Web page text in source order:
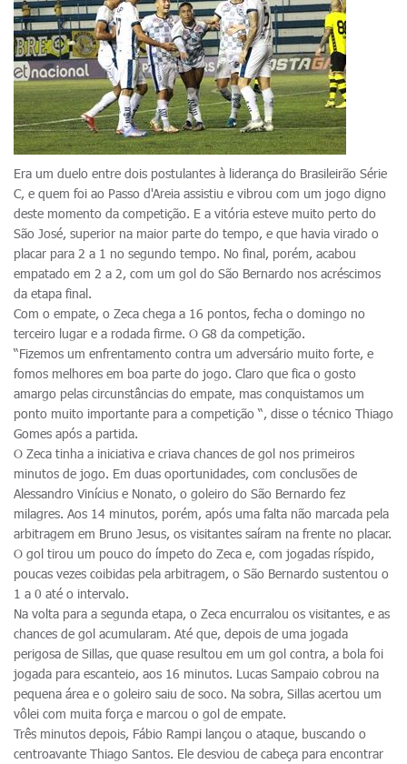
Era um duelo entre dois postulantes à liderança do Brasileirão Série
C, e quem foi ao Passo d'Areia assistiu e vibrou com um jogo digno
deste momento da competição. E a vitória esteve muito perto do
São José, superior na maior parte do tempo, e que havia virado o
placar para 2 a 1 no segundo tempo. No final, porém, acabou
empatado em 2 a 2, com um gol do São Bernardo nos acréscimos
da etapa final.
Com o empate, o Zeca chega a 16 pontos, fecha o domingo no
terceiro lugar e a rodada firme. O G8 da competição.
“Fizemos um enfrentamento contra um adversário muito forte, e
fomos melhores em boa parte do jogo. Claro que fica o gosto
amargo pelas circunstâncias do empate, mas conquistamos um
ponto muito importante para a competição “, disse o técnico Thiago
Gomes após a partida.
O Zeca tinha a iniciativa e criava chances de gol nos primeiros
minutos de jogo. Em duas oportunidades, com conclusões de
Alessandro Vinícius e Nonato, o goleiro do São Bernardo fez
milagres. Aos 14 minutos, porém, após uma falta não marcada pela
arbitragem em Bruno Jesus, os visitantes saíram na frente no placar.
O gol tirou um pouco do ímpeto do Zeca e, com jogadas ríspido,
poucas vezes coibidas pela arbitragem, o São Bernardo sustentou o
1 a 0 até o intervalo.
Na volta para a segunda etapa, o Zeca encurralou os visitantes, e as
chances de gol acumularam. Até que, depois de uma jogada
perigosa de Sillas, que quase resultou em um gol contra, a bola foi
jogada para escanteio, aos 16 minutos. Lucas Sampaio cobrou na
pequena área e o goleiro saiu de soco. Na sobra, Sillas acertou um
vôlei com muita força e marcou o gol de empate.
Três minutos depois, Fábio Rampi lançou o ataque, buscando o
centroavante Thiago Santos. Ele desviou de cabeça para encontrar